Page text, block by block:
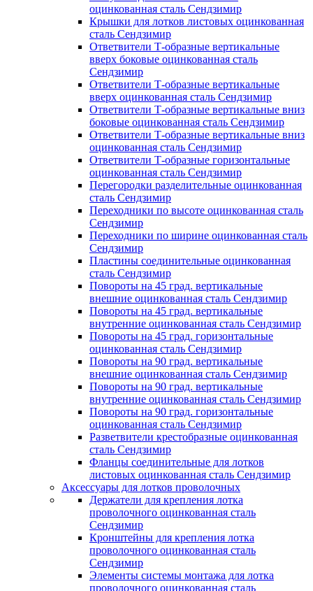
оцинкованная сталь Сендзимир
Крышки для лотков листовых оцинкованная
сталь Сендзимир
Ответвители Т-образные вертикальные
вверх боковые оцинкованная сталь
Сендзимир
Ответвители Т-образные вертикальные
вверх оцинкованная сталь Сендзимир
Ответвители Т-образные вертикальные вниз
боковые оцинкованная сталь Сендзимир
Ответвители Т-образные вертикальные вниз
оцинкованная сталь Сендзимир
Ответвители Т-образные горизонтальные
оцинкованная сталь Сендзимир
Перегородки разделительные оцинкованная
сталь Сендзимир
Переходники по высоте оцинкованная сталь
Сендзимир
Переходники по ширине оцинкованная сталь
Сендзимир
Пластины соединительные оцинкованная
сталь Сендзимир
Повороты на 45 град. вертикальные
внешние оцинкованная сталь Сендзимир
Повороты на 45 град. вертикальные
внутренние оцинкованная сталь Сендзимир
Повороты на 45 град. горизонтальные
оцинкованная сталь Сендзимир
Повороты на 90 град. вертикальные
внешние оцинкованная сталь Сендзимир
Повороты на 90 град. вертикальные
внутренние оцинкованная сталь Сендзимир
Повороты на 90 град. горизонтальные
оцинкованная сталь Сендзимир
Разветвители крестобразные оцинкованная
сталь Сендзимир
Фланцы соединительные для лотков
листовых оцинкованная сталь Сендзимир
Аксессуары для лотков проволочных
Держатели для крепления лотка
проволочного оцинкованная сталь
Сендзимир
Кронштейны для крепления лотка
проволочного оцинкованная сталь
Сендзимир
Элементы системы монтажа для лотка
проволочного оцинкованная сталь